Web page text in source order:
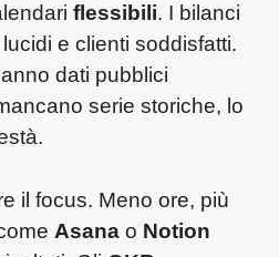
flessibili. I bilanci
e clienti soddisfatti.
dati pubblici
serie storiche, lo
il focus. Meno ore, più
Asana o Notion